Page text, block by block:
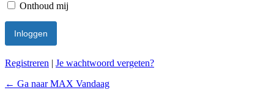
Onthoud mij
Registreren | Je wachtwoord vergeten?
← Ga naar MAX Vandaag